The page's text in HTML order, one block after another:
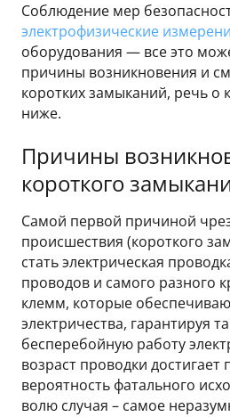
Соблюдение мер
электрофизические
оборудования — все это
причины возникновения и
коротких замыканий, речь о
ниже.
Причины
короткого
Самой первой причиной
происшествия (короткого
стать электрическая
проводов и самого разного
клемм, которые
электричества, гарантируя
бесперебойную работу
возраст проводки достигает
вероятность фатального
волю случая – самое